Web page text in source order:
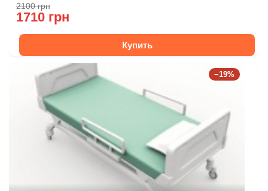
2100 грн
1710 грн
Купить
−19%